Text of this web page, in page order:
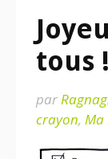
tous !
par
crayon, Ma